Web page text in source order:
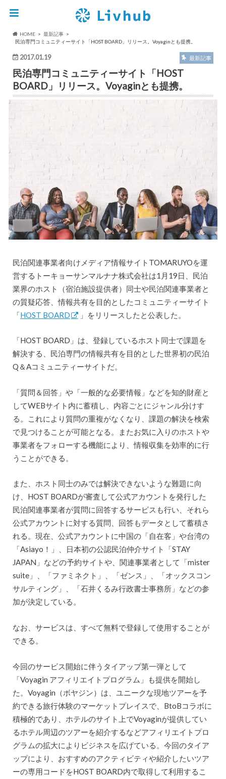
HOME
最新記事
民泊専門コミュニティーサイト「HOST BOARD」リリース。Voyaginとも提携。
2017.01.19 最新記事
民泊専門コミュニティーサイト「HOST
BOARD」リリース。Voyaginとも提携。
民泊関連事業者向けメディア情報サイトTOMARUYOを運
営するトーキョーサンマルナナ株式会社は1月19日、民泊
業界のホスト（宿泊施設提供者）同士や民泊関連事業者と
の質疑応答、情報共有を目的としたコミュニティーサイト
「HOST BOARD 」をリリースしたと公表した。
「HOST BOARD」は、登録しているホスト同士で課題を
解決する、民泊専門の情報共有を目的とした世界初の民泊
Q＆Aコミュニティーサイトだ。
「質問＆回答」や「一般的な必要情報」などを知的財産と
してWEBサイト内に蓄積し、内容ごとにジャンル分けす
る。これにより質問の重複がなくなり、課題の解決を検索
で見つけることが可能となる。またお気に入りのホストや
事業者をフォローする機能により、情報収集を効率的に行
うことができる。
また、ホスト同士のみでは解決できないような難題に向
け、HOST BOARDが審査して公式アカウントを発行した
民泊関連事業者が質問に回答するサービスも行い、それら
公式アカウントに対する質問、回答もデータとして蓄積さ
れる。現在、公式アカウントに中国の「自在客」や台湾の
「Asiayo！」、日本初の公認民泊仲介サイト「STAY
JAPAN」などの予約サイトや、関連事業者として「mister
suite」、「ファミネクト」、「ゼンス」、「オックスコン
サルティング」、「石井くるみ行政書士事務所」などの参
加が決定している。
なお、サービスは、すべて無料で登録して使用することが
できる。
今回のサービス開始に伴うタイアップ第一弾として
「Voyagin アフィリエイトプログラム」も提供を開始し
た。Voyagin（ボヤジン）は、ユニークな現地ツアーを予
約できる旅行体験のマーケットプレイスで、BtoBコラボに
積極的であり、ホテルのサイト上でVoyaginが提供してい
るホテル周辺のツアーを紹介するなどアフィリエイトプロ
グラムの拡大によりビジネスを広げている。今回のタイア
ップにより、おすすめのアクティビティや紹介したいツア
ーの専用コードをHOST BOARD内で取得して利用するこ